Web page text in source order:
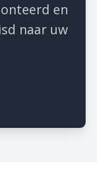
en
naar uw